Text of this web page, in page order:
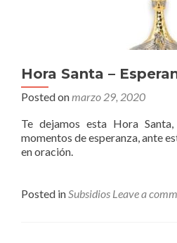
Hora Santa –
Posted onmarzo 29, 2020
Te dejamos esta Hora
momentos de esperanza, ante
en oración.
Posted inSubsidios Leave a